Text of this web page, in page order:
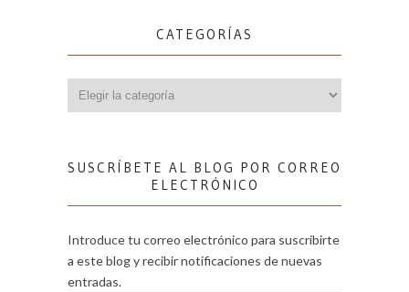
CATEGORÍAS
SUSCRÍBETE AL BLOG POR CORREO
ELECTRÓNICO
Introduce tu correo electrónico para suscribirte
a este blog y recibir notificaciones de nuevas
entradas.